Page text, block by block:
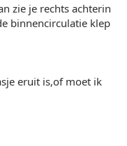
zie je rechts achterin
binnencirculatie klep
eruit is,of moet ik